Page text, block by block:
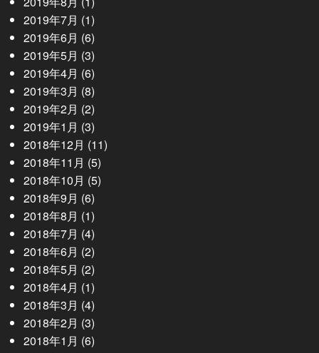
2019年7月 (1)
2019年6月 (6)
2019年5月 (3)
2019年4月 (6)
2019年3月 (8)
2019年2月 (2)
2019年1月 (3)
2018年12月 (11)
2018年11月 (5)
2018年10月 (5)
2018年9月 (6)
2018年8月 (1)
2018年7月 (4)
2018年6月 (2)
2018年5月 (2)
2018年4月 (1)
2018年3月 (4)
2018年2月 (3)
2018年1月 (6)